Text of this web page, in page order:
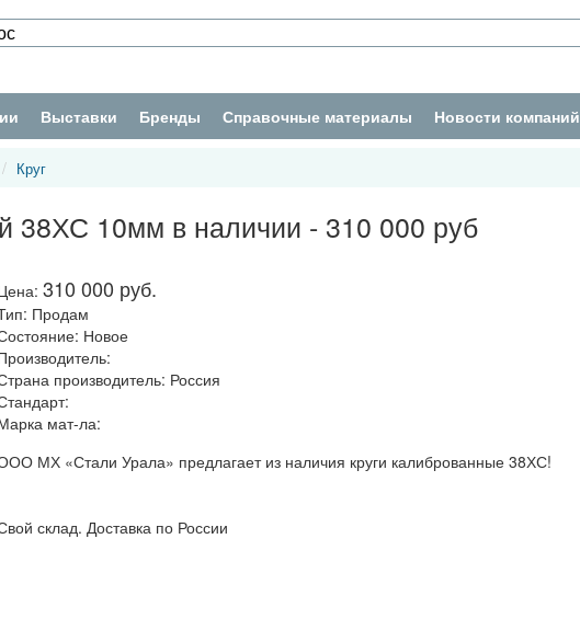
Выставки Бренды Справочные материалы Новости компаний
Круг
38ХС 10мм в наличии - 310 000 руб
310 000 руб.
Продам
Новое
производитель: Россия
мат-ла:
МХ «Стали Урала» предлагает из наличия круги калиброванные 38ХС!
склад. Доставка по России